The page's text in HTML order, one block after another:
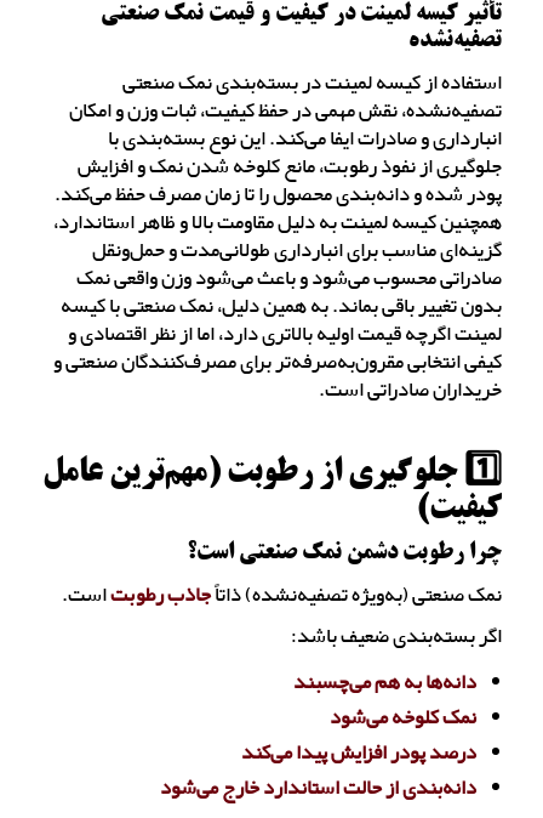
تأثیر کیسه لمینت در کیفیت و قیمت نمک صنعتی
تصفیه‌نشده
استفاده از کیسه لمینت در بسته‌بندی نمک صنعتی
تصفیه‌نشده، نقش مهمی در حفظ کیفیت، ثبات وزن و امکان
انبارداری و صادرات ایفا می‌کند. این نوع بسته‌بندی با
جلوگیری از نفوذ رطوبت، مانع کلوخه شدن نمک و افزایش
پودر شده و دانه‌بندی محصول را تا زمان مصرف حفظ می‌کند.
همچنین کیسه لمینت به دلیل مقاومت بالا و ظاهر استاندارد،
گزینه‌ای مناسب برای انبارداری طولانی‌مدت و حمل‌ونقل
صادراتی محسوب می‌شود و باعث می‌شود وزن واقعی نمک
بدون تغییر باقی بماند. به همین دلیل، نمک صنعتی با کیسه
لمینت اگرچه قیمت اولیه بالاتری دارد، اما از نظر اقتصادی و
کیفی انتخابی مقرون‌به‌صرفه‌تر برای مصرف‌کنندگان صنعتی و
خریداران صادراتی است.
1️⃣ جلوگیری از رطوبت (مهم‌ترین عامل
کیفیت)
چرا رطوبت دشمن نمک صنعتی است؟
نمک صنعتی (به‌ویژه تصفیه‌نشده) ذاتاًجاذب رطوبتاست.
اگر بسته‌بندی ضعیف باشد:
دانه‌ها به هم می‌چسبند
نمک کلوخه می‌شود
درصد پودر افزایش پیدا می‌کند
دانه‌بندی از حالت استاندارد خارج می‌شود